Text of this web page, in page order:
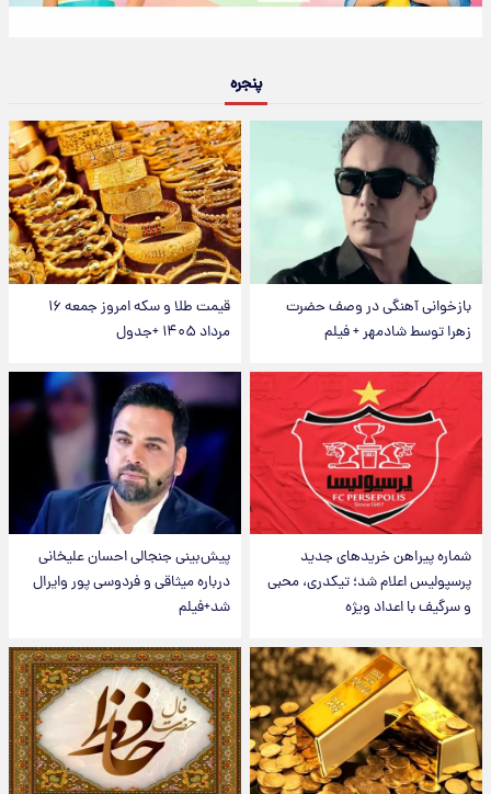
پنجره
بازخوانی آهنگی در وصف حضرت
زهرا توسط شادمهر + فیلم
قیمت طلا و سکه امروز جمعه ۱۶
مرداد ۱۴۰۵ +جدول
شماره پیراهن خریدهای جدید
پرسپولیس اعلام شد؛ تیکدری، محبی
و سرگیف با اعداد ویژه
پیش‌بینی جنجالی احسان علیخانی
درباره میثاقی و فردوسی پور وایرال
شد+فیلم